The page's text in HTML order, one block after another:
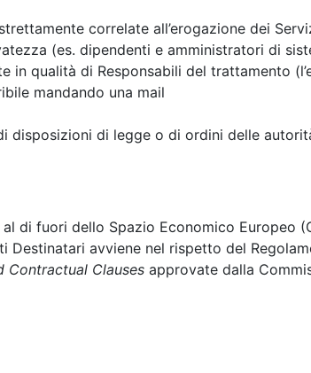
correlate all’erogazione dei
(es. dipendenti e amministratori di
qualità di Responsabili del trattamento
mandando una mail
disposizioni di legge o di ordini delle
di fuori dello Spazio Economico Europeo
avviene nel rispetto del
Contractual Clauses approvate dalla